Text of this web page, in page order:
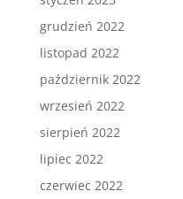
grudzień 2022
listopad 2022
październik 2022
wrzesień 2022
sierpień 2022
lipiec 2022
czerwiec 2022